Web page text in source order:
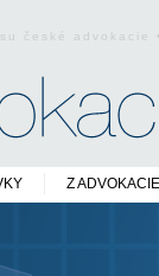
české
Z ADVOKACIE